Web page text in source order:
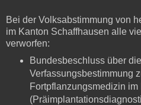
Bei der Volksabstimmung von
im Kanton Schaffhausen alle
verworfen:
Bundesbeschluss über
Verfassungsbestimmung
Fortpflanzungsmedizin